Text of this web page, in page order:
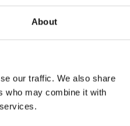
About
our traffic. We also share
who may combine it with
LIMITED